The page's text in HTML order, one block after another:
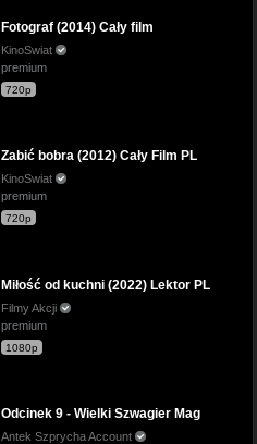
Fotograf (2014) Cały film
KinoSwiat
premium
720p
Zabić bobra (2012) Cały Film PL
KinoSwiat
premium
720p
Miłość od kuchni (2022) Lektor PL
Filmy Akcji
premium
1080p
Odcinek 9 - Wielki Szwagier Mag
Antek Szprycha Account